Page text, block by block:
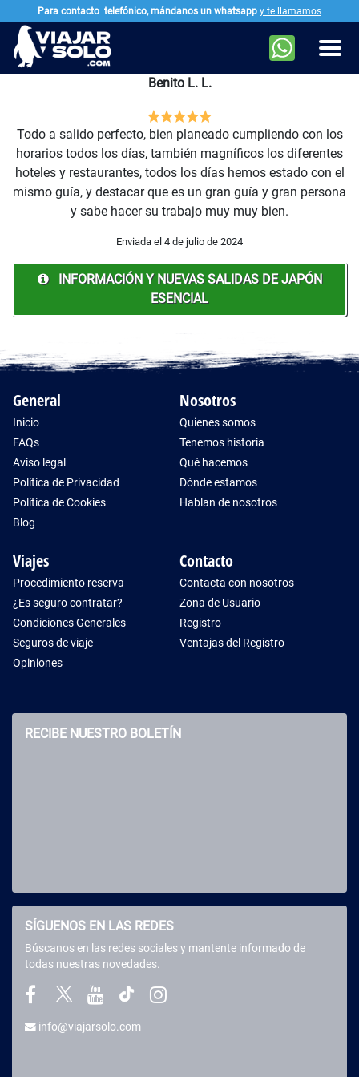
Ir al contenido principal
Benito L. L.
Todo a salido perfecto, bien planeado cumpliendo con los
horarios todos los días, también magníficos los diferentes
hoteles y restaurantes, todos los días hemos estado con el
mismo guía, y destacar que es un gran guía y gran persona
y sabe hacer su trabajo muy muy bien.
Enviada el 4 de julio de 2024
INFORMACIÓN Y NUEVAS SALIDAS DE JAPÓN
ESENCIAL
General
Inicio
FAQs
Aviso legal
Política de Privacidad
Política de Cookies
Blog
Nosotros
Quienes somos
Tenemos historia
Qué hacemos
Dónde estamos
Hablan de nosotros
Viajes
Procedimiento reserva
¿Es seguro contratar?
Condiciones Generales
Seguros de viaje
Opiniones
Contacto
Contacta con nosotros
Zona de Usuario
Registro
Ventajas del Registro
RECIBE NUESTRO BOLETÍN
SÍGUENOS EN LAS REDES
Búscanos en las redes sociales y mantente informado de
todas nuestras novedades.
info@viajarsolo.com
Para contacto telefónico, mándanos un whatsapp y te llamamos